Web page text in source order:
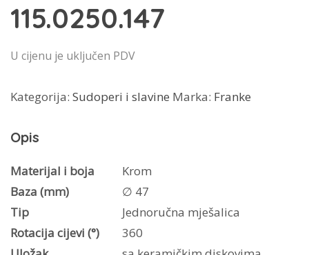
115.0250.147
U cijenu je uključen PDV
Kategorija: Sudoperi i slavine Marka: Franke
Opis
Materijal i boja
Krom
Baza (mm)
∅ 47
Tip
Jednoručna mješalica
Rotacija cijevi (°)
360